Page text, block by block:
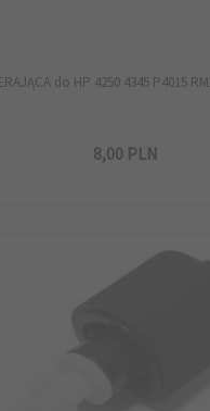
do HP 4250 4345 P4015
8,00 PLN